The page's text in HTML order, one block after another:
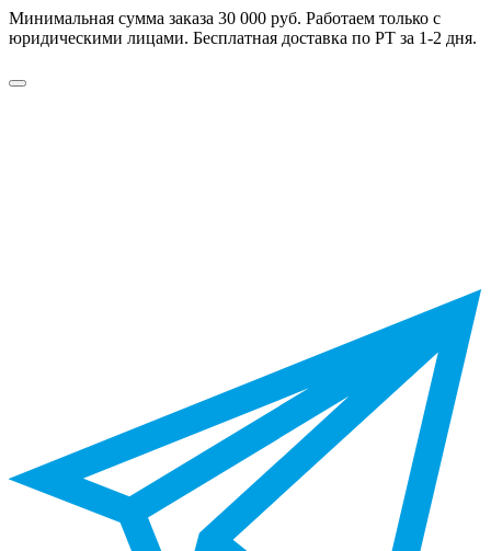
Минимальная сумма заказа 30 000 руб. Работаем только с
юридическими лицами. Бесплатная доставка по РТ за 1-2 дня.